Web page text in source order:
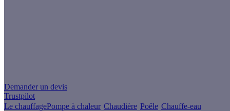
Demander un devis
Trustpilot
Le chauffagePompe à chaleur Chaudière Poêle Chauffe-eau